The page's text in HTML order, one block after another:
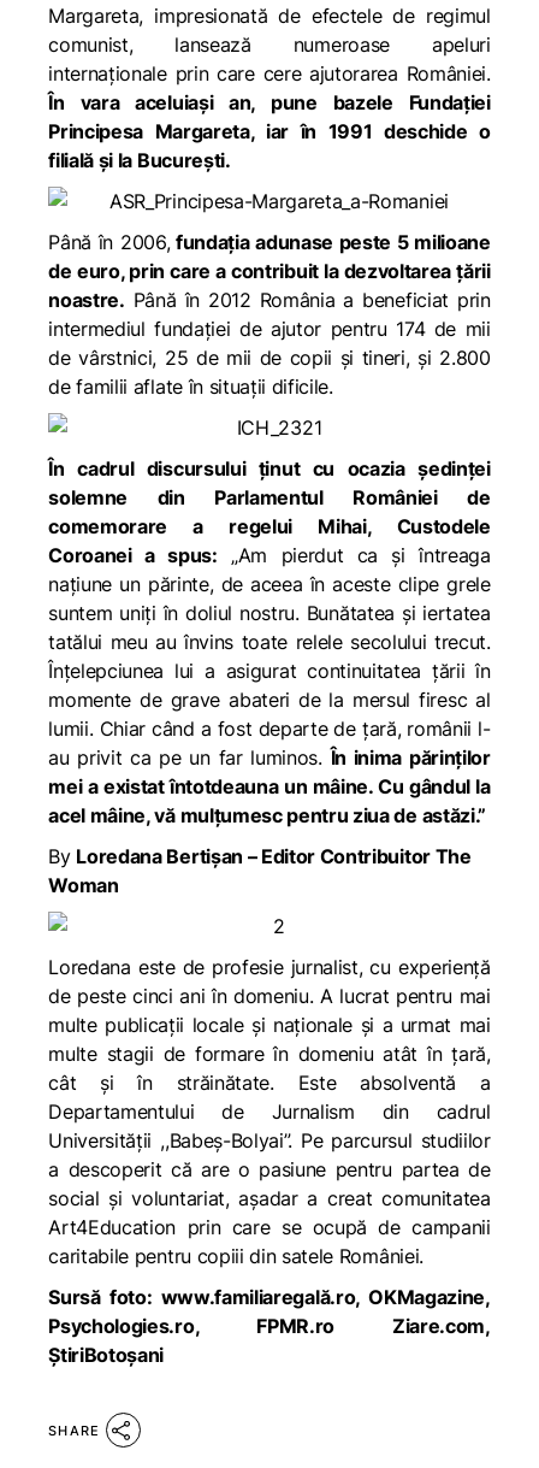
Margareta, impresionată de efectele de regimul
comunist, lansează numeroase apeluri
internaționale prin care cere ajutorarea României.
În vara aceluiași an, pune bazele Fundației
Principesa Margareta, iar în 1991 deschide o
filială și la București.
Până în 2006,fundația adunase peste 5 milioane
de euro, prin care a contribuit la dezvoltarea țării
noastre. Până în 2012 România a beneficiat prin
intermediul fundației de ajutor pentru 174 de mii
de vârstnici, 25 de mii de copii și tineri, și 2.800
de familii aflate în situații dificile.
În cadrul discursului ținut cu ocazia ședinței
solemne din Parlamentul României de
comemorare a regelui Mihai, Custodele
Coroanei a spus: „Am pierdut ca și întreaga
națiune un părinte, de aceea în aceste clipe grele
suntem uniți în doliul nostru. Bunătatea și iertatea
tatălui meu au învins toate relele secolului trecut.
Înțelepciunea lui a asigurat continuitatea țării în
momente de grave abateri de la mersul firesc al
lumii. Chiar când a fost departe de țară, românii l-
au privit ca pe un far luminos.În inima părinților
mei a existat întotdeauna un mâine. Cu gândul la
acel mâine, vă mulțumesc pentru ziua de astăzi.”
By Loredana Bertișan – Editor Contribuitor The
Woman
Loredana este de profesie jurnalist, cu experiență
de peste cinci ani în domeniu. A lucrat pentru mai
multe publicații locale și naționale și a urmat mai
multe stagii de formare în domeniu atât în țară,
cât și în străinătate. Este absolventă a
Departamentului de Jurnalism din cadrul
Universității ,,Babeș-Bolyai”. Pe parcursul studiilor
a descoperit că are o pasiune pentru partea de
social și voluntariat, așadar a creat comunitatea
Art4Education prin care se ocupă de campanii
caritabile pentru copiii din satele României.
Sursă foto: www.familiaregală.ro, OKMagazine,
Psychologies.ro, FPMR.ro Ziare.com,
ȘtiriBotoșani
SHARE